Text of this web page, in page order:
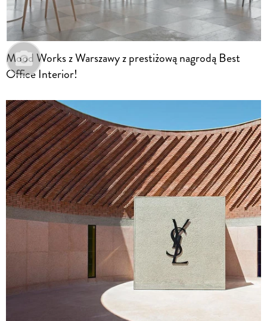
Mood Works z Warszawy z prestiżową nagrodą Best
Office Interior!